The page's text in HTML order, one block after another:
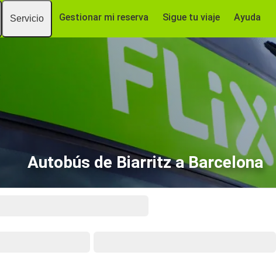
Servicio Gestionar mi reserva Sigue tu viaje Ayuda
Autobús de Biarritz a Barcelona